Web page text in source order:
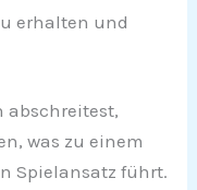
erhalten und
abschreitest,
was zu einem
Spielansatz führt.